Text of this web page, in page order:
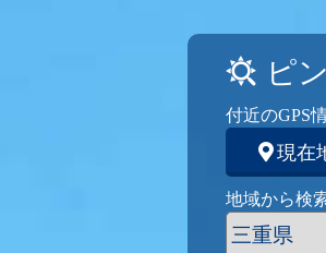
ピ
付近のGPS
現在
地域から検